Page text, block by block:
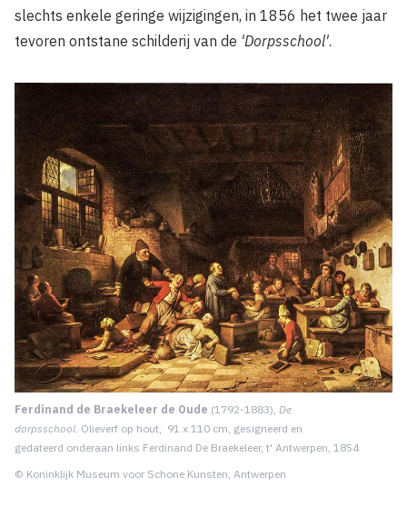
Ferdinand de Braekeleer de Oude (1792-1883), De
dorpsschool . Olieverf op hout, 91 x 110 cm, gesigneerd en
gedateerd onderaan links Ferdinand De Braekeleer, t' Antwerpen, 1854
© Koninklijk Museum voor Schone Kunsten, Antwerpen
slechts enkele geringe wijzigingen, in 1856 het twee jaar
tevoren ontstane schilderij van de 'Dorpsschool'.